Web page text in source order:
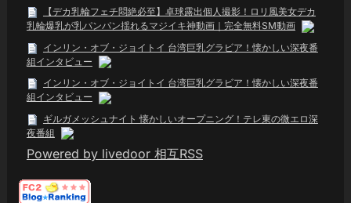
【デカ乳輪フェチ悶絶必至】卓球露出個人撮影！ロリ風美女デカ
乳輪爆乳が乳パンパン揺れるマジイキ神動画｜完全無料SM動画
インリン・オブ・ジョイトイ 台湾巨乳グラビア！懐かしい深夜番
組インタビュー
インリン・オブ・ジョイトイ 台湾巨乳グラビア！懐かしい深夜番
組インタビュー
ギルガメッシュナイト 懐かしいオープニング！テレ東の微エロ深
夜番組
Powered by livedoor 相互RSS